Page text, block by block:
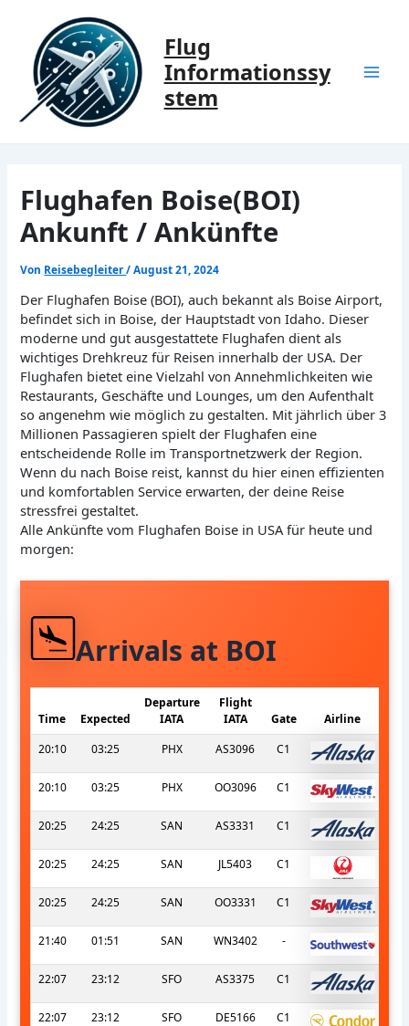
springen
Flug
Informationssy
stem
Flughafen Boise(BOI)
Ankunft / Ankünfte
Von Reisebegleiter/August 21, 2024
Der Flughafen Boise (BOI), auch bekannt als Boise Airport,
befindet sich in Boise, der Hauptstadt von Idaho. Dieser
moderne und gut ausgestattete Flughafen dient als
wichtiges Drehkreuz für Reisen innerhalb der USA. Der
Flughafen bietet eine Vielzahl von Annehmlichkeiten wie
Restaurants, Geschäfte und Lounges, um den Aufenthalt
so angenehm wie möglich zu gestalten. Mit jährlich über 3
Millionen Passagieren spielt der Flughafen eine
entscheidende Rolle im Transportnetzwerk der Region.
Wenn du nach Boise reist, kannst du hier einen effizienten
und komfortablen Service erwarten, der deine Reise
stressfrei gestaltet.
Alle Ankünfte vom Flughafen Boise in USA für heute und
morgen:
Arrivals at BOI
Time Expected
Departure
IATA
Flight
IATA
Gate
Airline
20:10
03:25 PHX AS3096 C1
20:10 03:25 PHX OO3096 C1
20:25 24:25 SAN AS3331 C1
20:25 24:25 SAN JL5403 C1
20:25 24:25 SAN OO3331 C1
21:40 01:51 SAN WN3402 -
22:07 23:12 SFO AS3375 C1
22:07 23:12 SFO DE5166 C1